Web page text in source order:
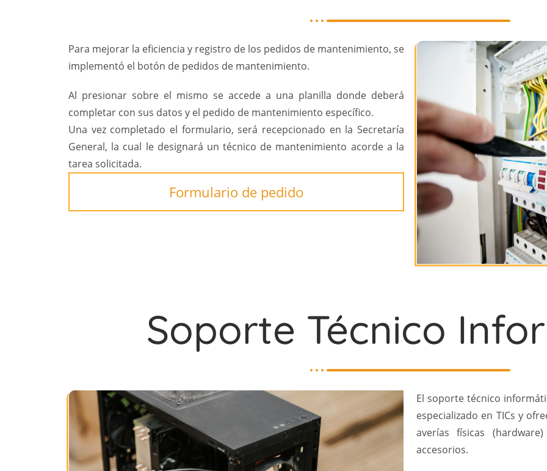
Para mejorar la eficiencia y registro de los pedidos de mantenimiento, se
implementó el botón de pedidos de mantenimiento.
Al presionar sobre el mismo se accede a una planilla donde deberá
completar con sus datos y el pedido de mantenimiento específico.
Una vez completado el formulario, será recepcionado en la Secretaría
General, la cual le designará un técnico de mantenimiento acorde a la
tarea solicitada.
Formulario de pedido
Soporte Técnico
El soporte técnico
especializado en TICs y
averías físicas
accesorios.